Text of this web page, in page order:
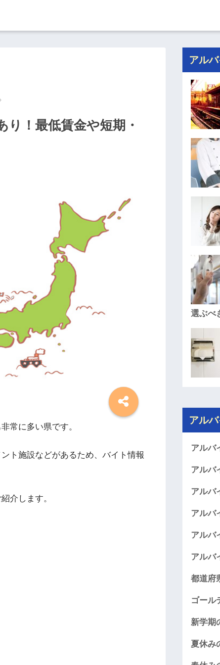
り！最低賃金や短期・
常に多い県です。
ト施設などがあるため、バイト情報
介します。
アル
選ぶべ
アル
アルバ
アルバ
アルバ
アルバ
アルバ
アルバ
都道府
ゴール
新学期
夏休み